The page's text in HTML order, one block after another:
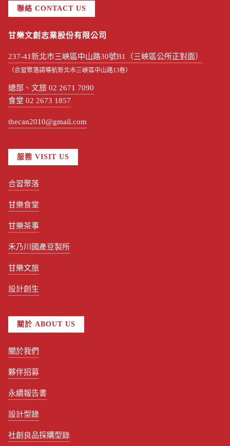
聯絡 CONTACT US
甘樂文創志業股份有限公司
237-41新北市三峽區中山路30號B1（三峽區公所正對面）
（合習聚落請導航新北市三峽區中山路13巷）
總部、文旅 02 2671 7090
食堂 02 2673 1857
thecan2010@gmail.com
服務 VISIT US
合習聚落
甘樂食堂
甘樂茶事
禾乃川國產豆製所
甘樂文旅
設計創生
關於 ABOUT US
關於我們
夥伴招募
永續報告書
設計型錄
社創良品採購型錄